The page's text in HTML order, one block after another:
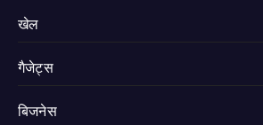
खेल
गैजेट्स
बिजनेस